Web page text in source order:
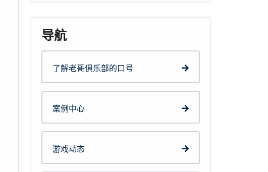
导航
了解老哥俱乐部的口号
案例中心
游戏动态